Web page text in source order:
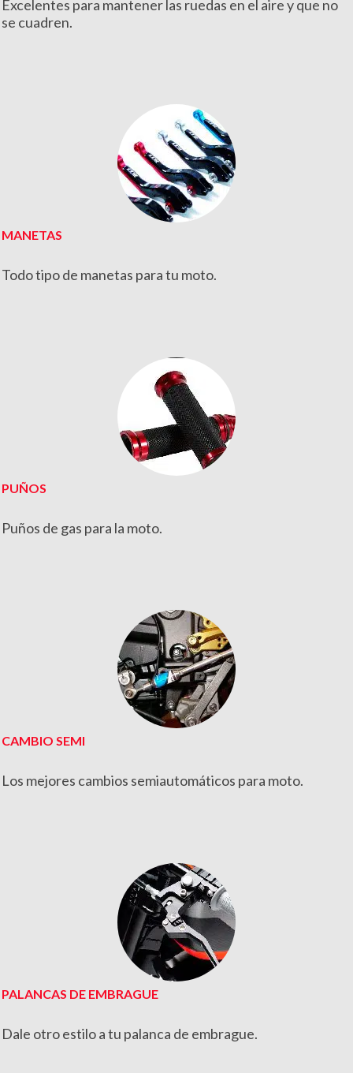
Excelentes para mantener las ruedas en el aire y que no
se cuadren.
MANETAS
Todo tipo de manetas para tu moto.
PUÑOS
Puños de gas para la moto.
CAMBIO SEMI
Los mejores cambios semiautomáticos para moto.
PALANCAS DE EMBRAGUE
Dale otro estilo a tu palanca de embrague.